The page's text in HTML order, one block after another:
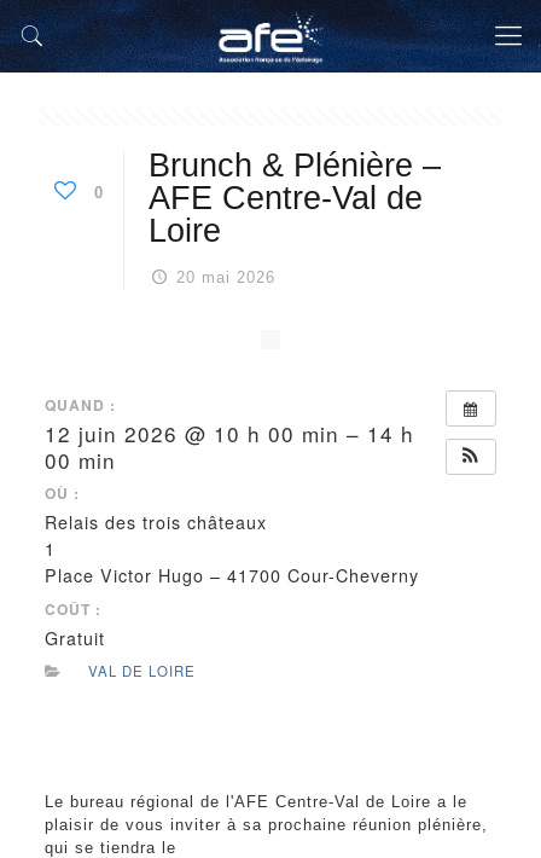
0
Brunch & Plénière –
AFE Centre-Val de
Loire
20 mai 2026
QUAND :
12 juin 2026 @ 10 h 00 min – 14 h
00 min
OÙ :
Relais des trois châteaux
1
Place Victor Hugo – 41700 Cour-Cheverny
COÛT :
Gratuit
VAL DE LOIRE
Le bureau régional de l'AFE Centre-Val de Loire a le
plaisir de vous inviter à sa prochaine réunion plénière,
qui se tiendra le